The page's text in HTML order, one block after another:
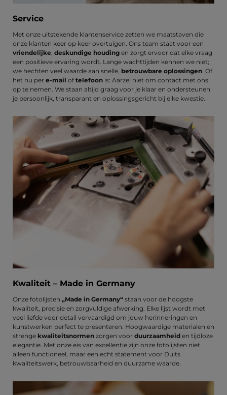
Service
Met onze uitstekende klantenservice zetten we maatstaven die
onze klanten keer op keer overtuigen. Ons team staat voor een
vriendelijke deskundige houding en zorgt ervoor dat elke vraag
een positieve ervaring wordt. Lange wachttijden kennen we niet;
we hechten veel waarde aan snelle, betrouwbare oplossingen . Of
het nu per e-mail oftelefoon is: Aarzel niet om contact met ons
op te nemen. We staan altijd graag voor je klaar en ondersteunen
je persoonlijk, transparant en oplossingsgericht bij elke kwestie.
Kwaliteit – Made in Germany
Onze fotolijsten „Made in Germany“ staan voor de hoogste
kwaliteit, precisie en zorgvuldige afwerking. Elke lijst wordt met
veel liefde voor detail vervaardigd om jouw herinneringen en
kunstwerken perfect te presenteren. Hoogwaardige materialen en
strenge kwaliteitsnormen zorgen voor duurzaamheid en tijdloze
elegantie. Met onze eis van excellentie zijn onze fotolijsten niet
alleen functioneel, maar een echt statement voor Duits
kwaliteitswerk, betrouwbaarheid en duurzame waarde.